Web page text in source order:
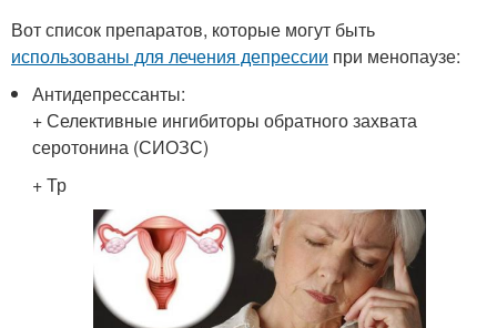
Вот список препаратов, которые могут быть
использованы для лечения депрессии при менопаузе:
Антидепрессанты:
+ Селективные ингибиторы обратного захвата
серотонина (СИОЗС)
+ Тр